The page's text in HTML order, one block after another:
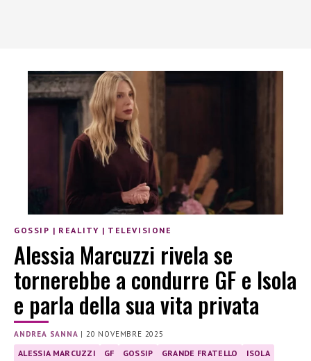
GOSSIP | REALITY | TELEVISIONE
Alessia Marcuzzi rivela se
tornerebbe a condurre GF e Isola
e parla della sua vita privata
ANDREA SANNA |20 NOVEMBRE 2025
ALESSIA MARCUZZI GF GOSSIP GRANDE FRATELLO
ISOLA